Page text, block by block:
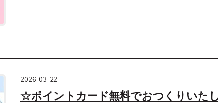
2026-03-22
☆ポイントカード無料でおつくりいた